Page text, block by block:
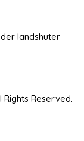
landshuter
Reserved.